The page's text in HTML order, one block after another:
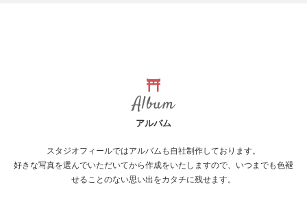
Album
アルバム
スタジオフィールではアルバムも自社制作しております。
好きな写真を選んでいただいてから作成をいたしますので、いつまでも色褪
せることのない思い出をカタチに残せます。